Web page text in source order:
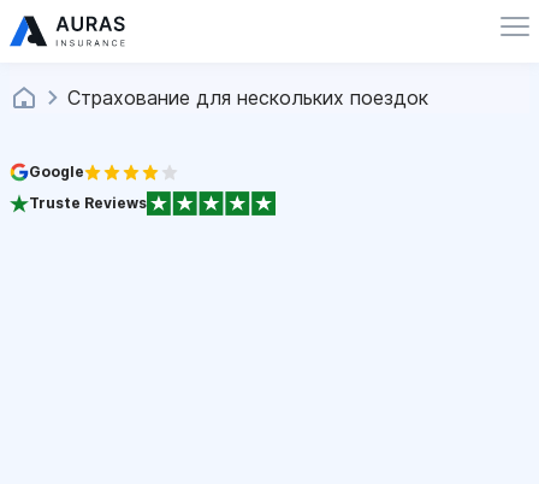
Страхование для нескольких поездок
Google
Truste Reviews